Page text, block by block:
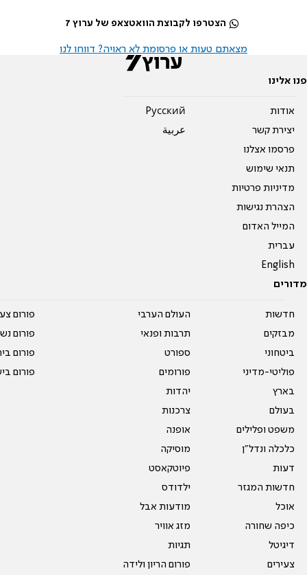
הצטרפו לקבוצת הוואטצאפ של ערוץ 7
מצאתם טעות או פרסומת לא ראויה? דווחו לנו
פנו אלינו
אודות
יצירת קשר
פרסמו אצלנו
תנאי שימוש
מדיניות פרטיות
הצהרת נגישות
המייל האדום
עברית
English
Pусский
عربية
מדורים
חדשות
מבזקים
ביטחוני
פוליטי-מדיני
בארץ
בעולם
משפט ופלילים
כלכלה ונדל"ן
דעות
חדשות המגזר
אוכל
כיפה שחורה
דיגיטל
צעירים
העולם הערבי
תרבות ופנאי
ספורט
פורומים
יהדות
צרכנות
אופנה
מוסיקה
פיוטקאסט
ילדודס
מודעות אבל
מזג אוויר
תגיות
פורום הריון ולידה
פורום
פורום
פורום
פורום